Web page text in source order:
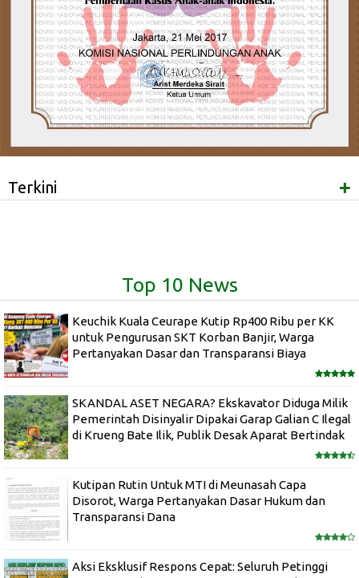
+
Terkini
Top 10 News
Keuchik Kuala Ceurape Kutip Rp400 Ribu per KK
untuk Pengurusan SKT Korban Banjir, Warga
Pertanyakan Dasar dan Transparansi Biaya
SKANDAL ASET NEGARA? Ekskavator Diduga Milik
Pemerintah Disinyalir Dipakai Garap Galian C Ilegal
di Krueng Bate Ilik, Publik Desak Aparat Bertindak
Kutipan Rutin Untuk MTI di Meunasah Capa
Disorot, Warga Pertanyakan Dasar Hukum dan
Transparansi Dana
Aksi Eksklusif Respons Cepat: Seluruh Petinggi